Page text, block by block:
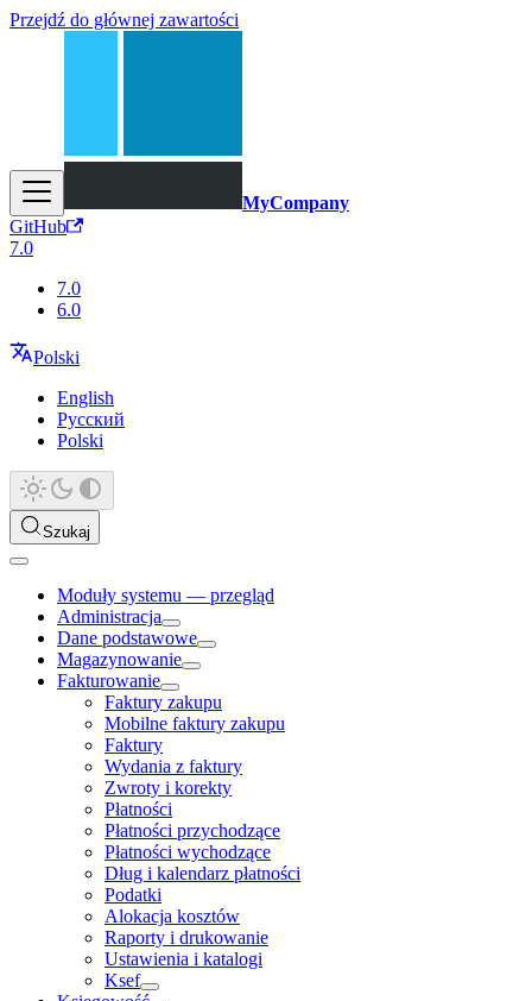
Przejdź do głównej zawartości
MyCompany
GitHub
7.0
7.0
6.0
Polski
English
Русский
Polski
Szukaj
Moduły systemu — przegląd
Administracja
Dane podstawowe
Magazynowanie
Fakturowanie
Faktury zakupu
Mobilne faktury zakupu
Faktury
Wydania z faktury
Zwroty i korekty
Płatności
Płatności przychodzące
Płatności wychodzące
Dług i kalendarz płatności
Podatki
Alokacja kosztów
Raporty i drukowanie
Ustawienia i katalogi
Ksef